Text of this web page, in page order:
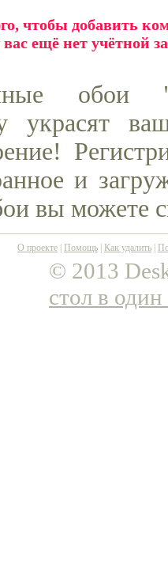
чтобы добавить
ещё нет учётной
украсят
и
вы можете
О проекте Помощь Как удалить
© 2013
стол в